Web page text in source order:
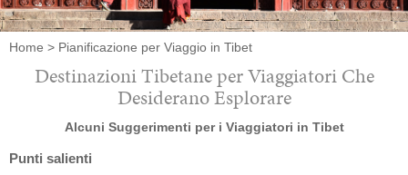
Home > Pianificazione per Viaggio in Tibet
Destinazioni Tibetane per Viaggiatori Che
Desiderano Esplorare
Alcuni Suggerimenti per i Viaggiatori in Tibet
Punti salienti